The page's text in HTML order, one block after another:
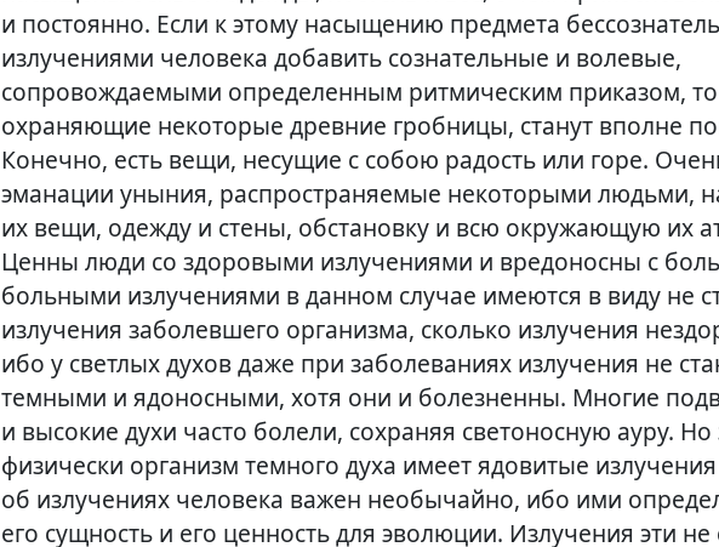
и постоянно. Если к этому насыщению предмета
излучениями человека добавить сознательные и волевые,
сопровождаемыми определенным ритмическим приказом, то
охраняющие некоторые древние гробницы, станут вполне
Конечно, есть вещи, несущие с собою радость или горе.
эманации уныния, распространяемые некоторыми людьми,
их вещи, одежду и стены, обстановку и всю окружающую их
Ценны люди со здоровыми излучениями и вредоносны с
больными излучениями в данном случае имеются в виду не
излучения заболевшего организма, сколько излучения
ибо у светлых духов даже при заболеваниях излучения не
темными и ядоносными, хотя они и болезненны. Многие
и высокие духи часто болели, сохраняя светоносную ауру.
физически организм темного духа имеет ядовитые
об излучениях человека важен необычайно, ибо ими
его сущность и его ценность для эволюции. Излучения эти не